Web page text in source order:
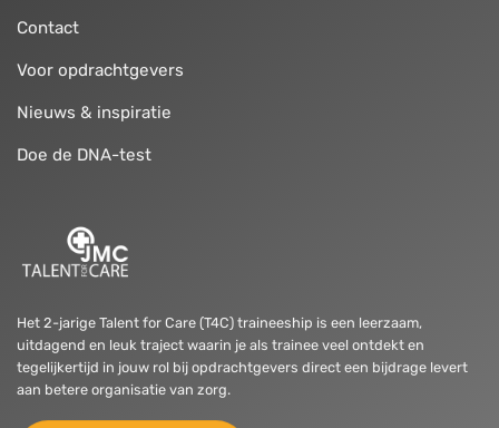
Het 2-jarige Talent for Care (T4C) traineeship is een leerzaam,
uitdagend en leuk traject waarin je als trainee veel ontdekt en
tegelijkertijd in jouw rol bij opdrachtgevers direct een bijdrage levert
aan betere organisatie van zorg.
Contact
Voor opdrachtgevers
Nieuws & inspiratie
Doe de DNA-test